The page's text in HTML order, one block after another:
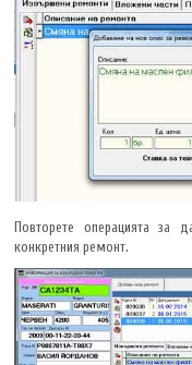
Повторете операцията за
конкретния ремонт.